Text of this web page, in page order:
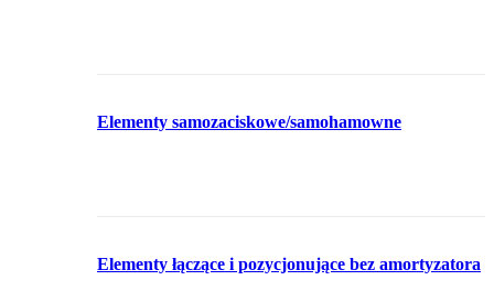
Elementy samozaciskowe/samohamowne
Elementy łączące i pozycjonujące bez amortyzatora